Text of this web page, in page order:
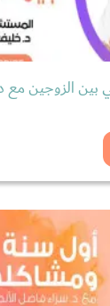
بين الزوجين مع